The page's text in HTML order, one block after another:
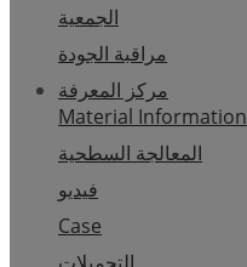
الجمعية
مراقبة الجودة
مركز المعرفة
Material Information
المعالجة السطحية
فيديو
Case